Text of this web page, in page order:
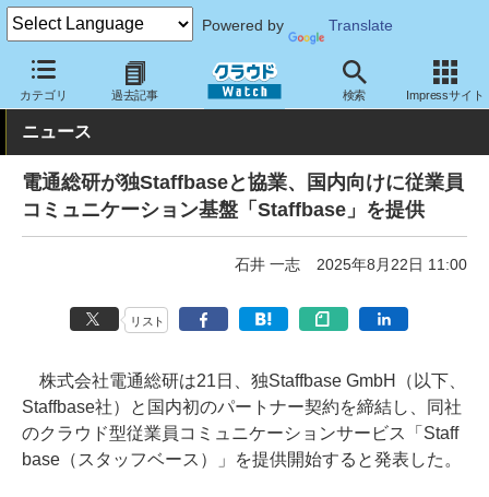
Powered by Translate
カテゴリ 過去記事 検索 Impressサイト
クラウド Watch トピック 協業・提携 国内
ニュース
電通総研が独Staffbaseと協業、国内向けに従業員
コミュニケーション基盤「Staffbase」を提供
石井 一志 2025年8月22日 11:00
リスト
株式会社電通総研は21日、独Staffbase GmbH（以下、
Staffbase社）と国内初のパートナー契約を締結し、同社
のクラウド型従業員コミュニケーションサービス「Staff
base（スタッフベース）」を提供開始すると発表した。